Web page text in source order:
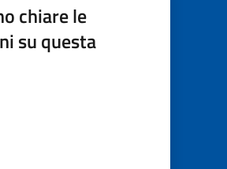
chiare le
su questa